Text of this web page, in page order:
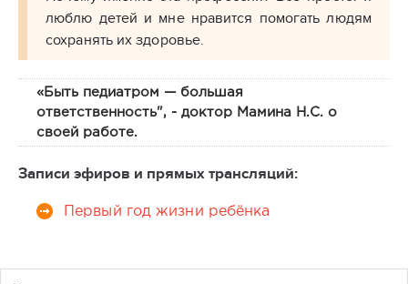
люблю детей и мне нравится помогать людям
сохранять их здоровье.
«Быть педиатром — большая
ответственность", - доктор Мамина Н.С. о
своей работе.
Записи эфиров и прямых трансляций:
Первый год жизни ребёнка